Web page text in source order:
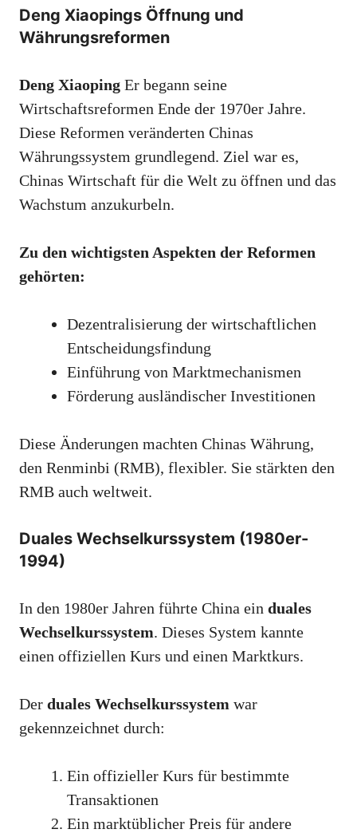
Deng Xiaopings Öffnung und
Währungsreformen
Deng Xiaoping Er begann seine
Wirtschaftsreformen Ende der 1970er Jahre.
Diese Reformen veränderten Chinas
Währungssystem grundlegend. Ziel war es,
Chinas Wirtschaft für die Welt zu öffnen und das
Wachstum anzukurbeln.
Zu den wichtigsten Aspekten der Reformen
gehörten:
Dezentralisierung der wirtschaftlichen
Entscheidungsfindung
Einführung von Marktmechanismen
Förderung ausländischer Investitionen
Diese Änderungen machten Chinas Währung,
den Renminbi (RMB), flexibler. Sie stärkten den
RMB auch weltweit.
Duales Wechselkurssystem (1980er-
1994)
In den 1980er Jahren führte China ein duales
Wechselkurssystem. Dieses System kannte
einen offiziellen Kurs und einen Marktkurs.
Der duales Wechselkurssystem war
gekennzeichnet durch:
Ein offizieller Kurs für bestimmte
Transaktionen
Ein marktüblicher Preis für andere